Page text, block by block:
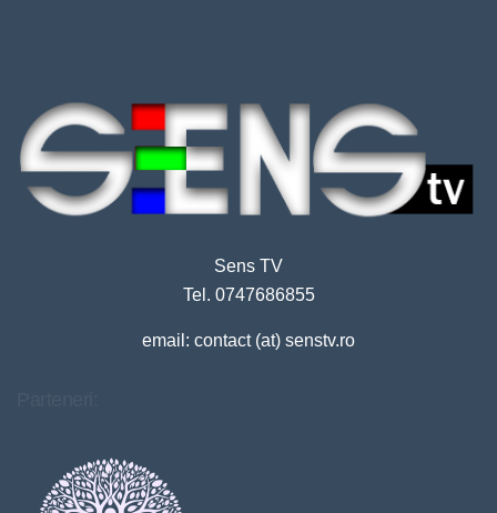
Sens TV
Tel. 0747686855
email: contact (at) senstv.ro